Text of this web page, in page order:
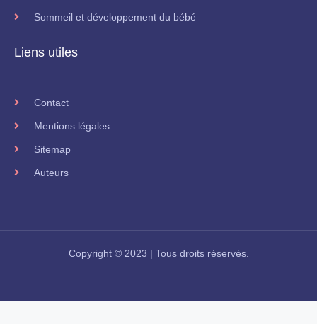
Sommeil et développement du bébé
Liens utiles
Contact
Mentions légales
Sitemap
Auteurs
Copyright © 2023 | Tous droits réservés.